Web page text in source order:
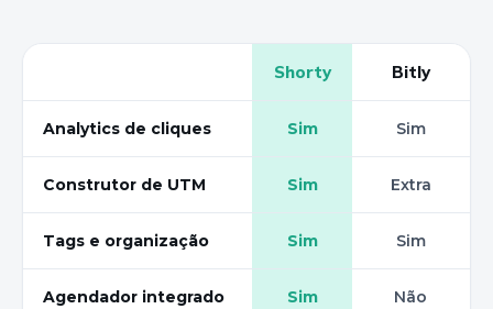
Shorty Bitly
Analytics de cliques Sim Sim
Construtor de UTM Sim Extra
Tags e organização Sim Sim
Agendador integrado Sim Não